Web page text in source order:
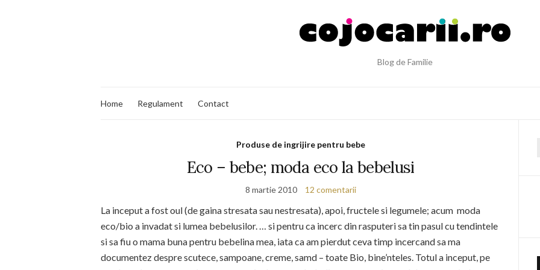
Blog de Familie
Home Regulament Contact
Produse de ingrijire pentru bebe
Eco – bebe; moda eco la bebelusi
8 martie 2010 12 comentarii
La inceput a fost oul (de gaina stresata sau nestresata), apoi, fructele si legumele; acum moda
eco/bio a invadat si lumea bebelusilor. … si pentru ca incerc din rasputeri sa tin pasul cu tendintele
si sa fiu o mama buna pentru bebelina mea, iata ca am pierdut ceva timp incercand sa ma
documentez despre scutece, sampoane, creme, samd – toate Bio, bine’nteles. Totul a inceput, pe